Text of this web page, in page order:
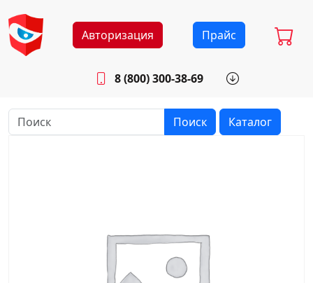
Авторизация Прайс
8 (800) 300-38-69
Будни: 8.30 - 17.00
Поиск Каталог